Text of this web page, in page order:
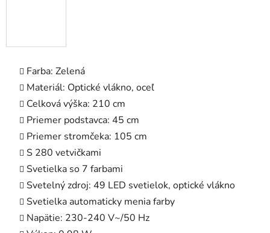
Farba: Zelená
Materiál: Optické vlákno, oceľ
Celková výška: 210 cm
Priemer podstavca: 45 cm
Priemer stromčeka: 105 cm
S 280 vetvičkami
Svetielka so 7 farbami
Svetelný zdroj: 49 LED svetielok, optické vlákno
Svetielka automaticky menia farby
Napätie: 230-240 V~/50 Hz